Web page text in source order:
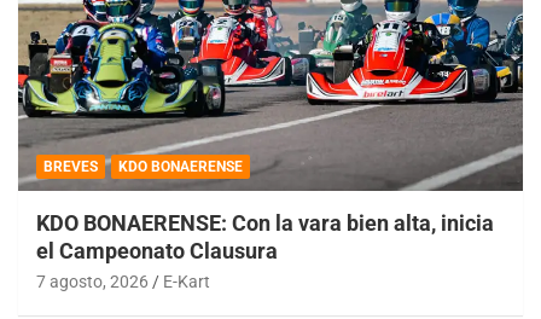
BREVES KDO BONAERENSE
KDO BONAERENSE: Con la vara bien alta, inicia
el Campeonato Clausura
7 agosto, 2026 E-Kart